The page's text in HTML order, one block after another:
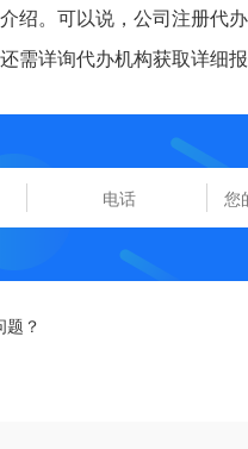
绍。可以说，公司注册代
需详询代办机构获取详细报
？